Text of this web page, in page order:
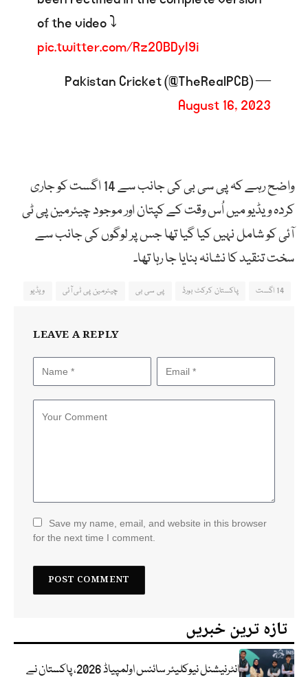
of the video ⤵️
pic.twitter.com/Rz2OBDyI9i
— Pakistan Cricket (@TheRealPCB)
August 16, 2023
واضح رہے کہ پی سی بی کی جانب سے 14 اگست کو جاری
کردہ ویڈیو میں اُس وقت کے کپتان اور موجود چیئرمین پی ٹی
آئی کو شامل نہیں کیا گیا تھا جس پر لوگوں کی جانب سے
سخت تنقید کا نشانہ بنایا جا رہا تھا۔
14 اگست پاکستان کرکٹ بورڈ پی سی بی چیئرمین پی ٹی آئی ویڈیو
LEAVE A REPLY
Save my name, email, and website in this browser
for the next time I comment.
تازہ ترین خبریں
انٹرنیشنل نیوکلیئر سائنس اولمپیاڈ 2026، پاکستان نے